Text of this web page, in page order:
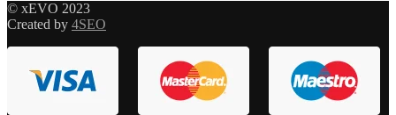
© xEVO 2023
Created by 4SEO